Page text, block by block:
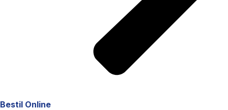
Bestil Online